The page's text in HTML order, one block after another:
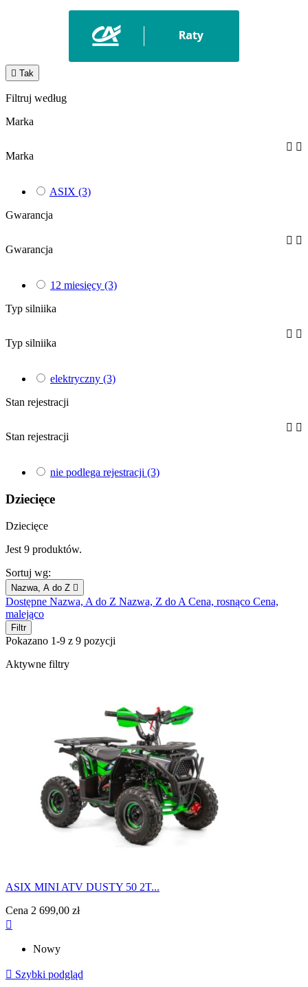
 Tak
Filtruj według
Marka
Marka
 
ASIX (3)
Gwarancja
Gwarancja
 
12 miesięcy (3)
Typ silniika
Typ silniika
 
elektryczny (3)
Stan rejestracji
Stan rejestracji
 
nie podlega rejestracji (3)
Dziecięce
Dziecięce
Jest 9 produktów.
Sortuj wg:
Nazwa, A do Z 
Dostępne Nazwa, A do Z Nazwa, Z do A Cena, rosnąco Cena,
malejąco
Filtr
Pokazano 1-9 z 9 pozycji
Aktywne filtry
ASIX MINI ATV DUSTY 50 2T...
Cena 2 699,00 zł

Nowy
 Szybki podgląd